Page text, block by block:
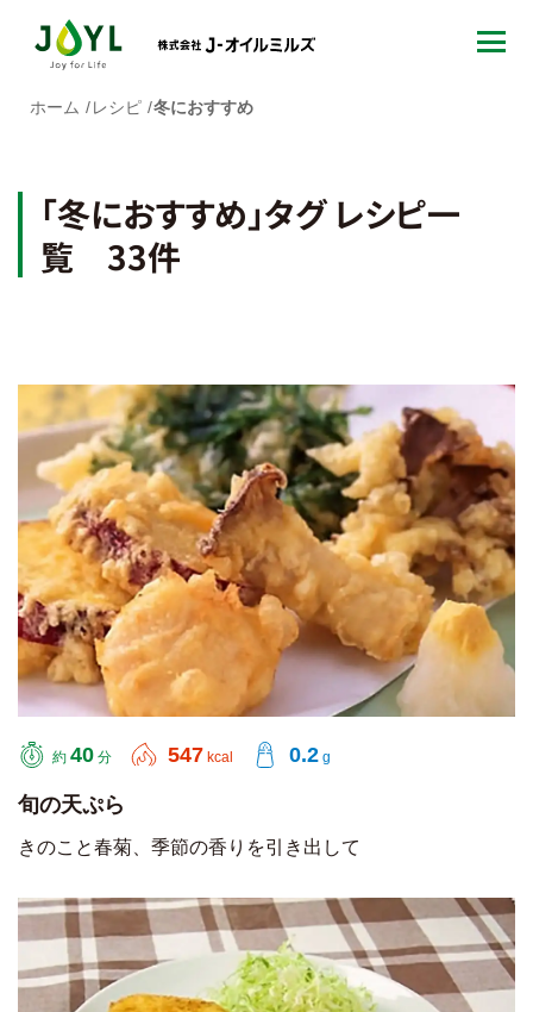
ホーム レシピ 冬におすすめ
「冬におすすめ」タグ レシピ一
覧 33件
約 40 分 547 kcal 0.2 g
旬の天ぷら
きのこと春菊、季節の香りを引き出して